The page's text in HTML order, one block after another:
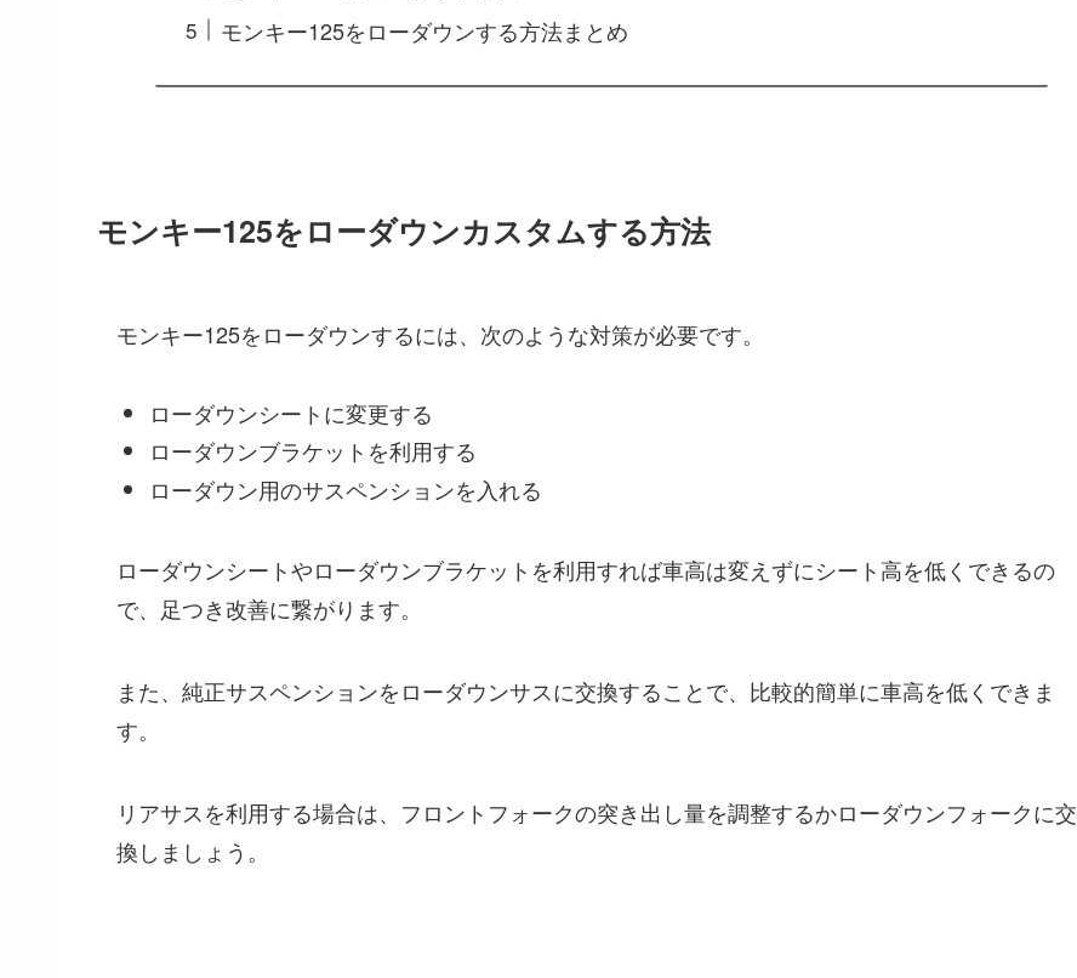
モンキー125をローダウンする方法まとめ
モンキー125をローダウンカスタムする方法
モンキー125をローダウンするには、次のような対策が必要です。
ローダウンシートに変更する
ローダウンブラケットを利用する
ローダウン用のサスペンションを入れる
ローダウンシートやローダウンブラケットを利用すれば車高は変えずにシート高を低くできるの
で、足つき改善に繋がります。
また、純正サスペンションをローダウンサスに交換することで、比較的簡単に車高を低くできま
す。
リアサスを利用する場合は、フロントフォークの突き出し量を調整するかローダウンフォークに交
換しましょう。